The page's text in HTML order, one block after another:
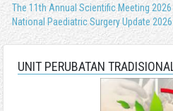
The 11th Annual Scientific Meeting 2026
National Paediatric Surgery Update 2026
UNIT PERUBATAN